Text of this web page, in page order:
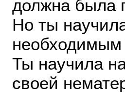
должна была
Но ты
Ты научила
своей